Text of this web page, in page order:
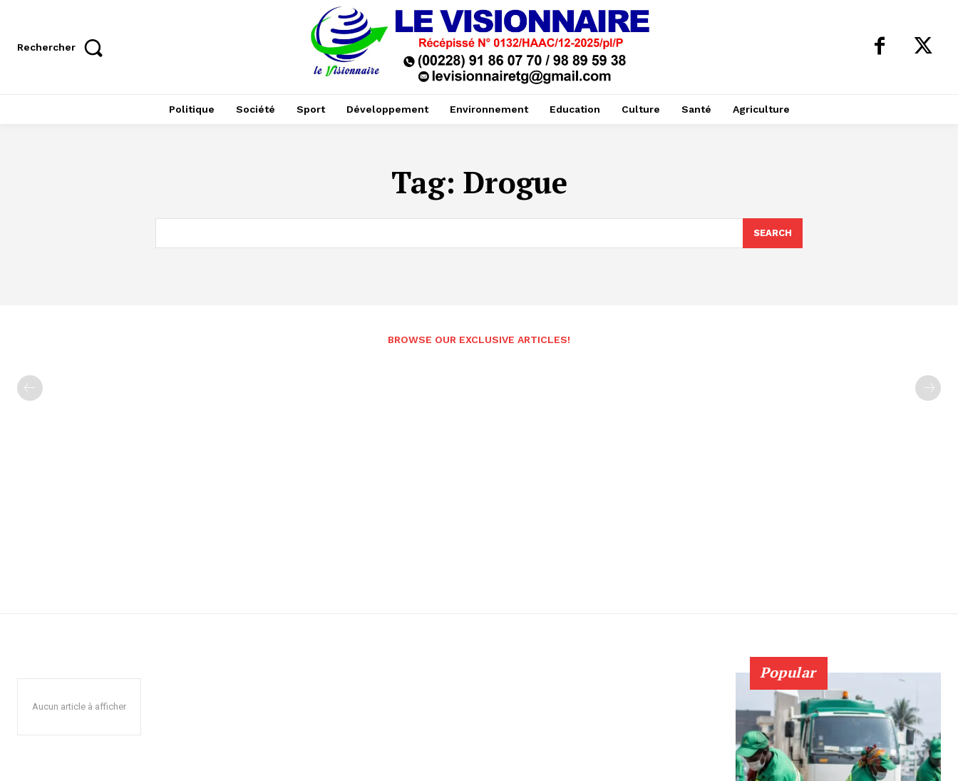
Rechercher
Politique Société Sport Développement Environnement Education Culture Santé Agriculture
Tag: Drogue
SEARCH
BROWSE OUR EXCLUSIVE ARTICLES!
Aucun article à afficher
Popular